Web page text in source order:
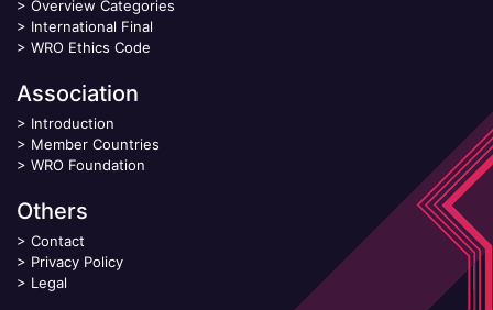
> Overview Categories
> International Final
> WRO Ethics Code
Association
> Introduction
> Member Countries
> WRO Foundation
Others
> Contact
> Privacy Policy
> Legal